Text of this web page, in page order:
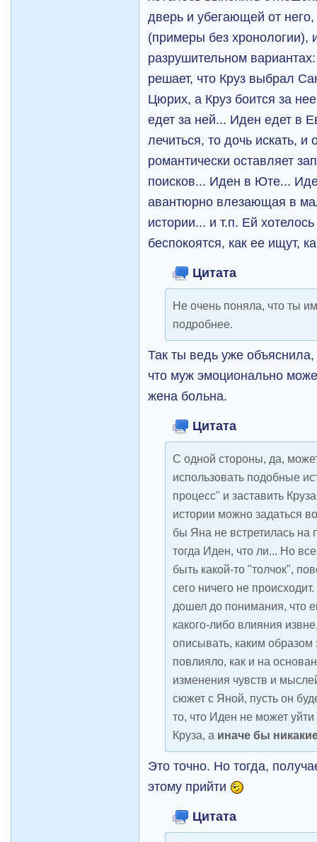
дверь и убегающей от него,
(примеры без хронологии),
разрушительном
решает, что Круз выбрал
Цюрих, а Круз боится за
едет за ней... Иден едет в
лечиться, то дочь искать,
романтически оставляет
поисков... Иден в Юте...
авантюрно влезающая в
истории... и т.п. Ей
беспокоятся, как ее ищут,
Цитата
Не очень поняла, что ты
подробнее.
Так ты ведь уже
что муж эмоционально
жена больна.
Цитата
С одной стороны, да,
использовать подобные
процесс" и заставить
истории можно задаться
бы Яна не встретилась на
тогда Иден, что ли... Но
быть какой-то "толчок",
сего ничего не
дошел до понимания, что
какого-либо влияния
описывать, каким образом
повлияло, как и на
изменения чувств и
сюжет с Яной, пусть он
то, что Иден не может
Круза, а иначе бы
Это точно. Но тогда,
этому прийти
Цитата